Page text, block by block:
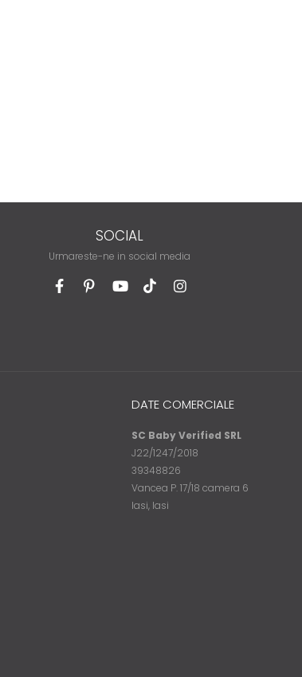
SOCIAL
Urmareste-ne in social media
DATE COMERCIALE
SC Baby Verified SRL
J22/1247/2018
39348826
Vancea P. 17/18 camera 6
Iasi, Iasi